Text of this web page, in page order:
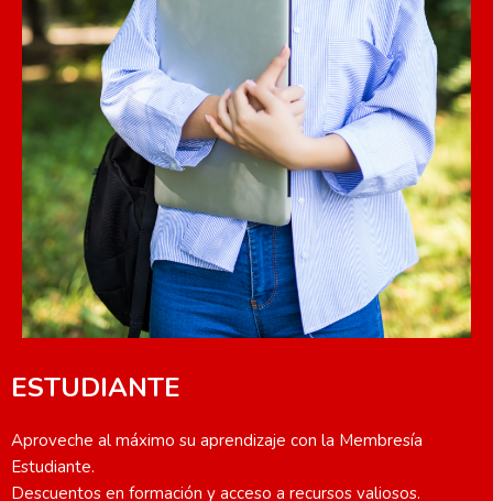
ESTUDIANTE
Aproveche al máximo su aprendizaje con la Membresía
Estudiante.
Descuentos en formación y acceso a recursos valiosos.